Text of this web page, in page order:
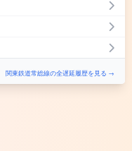
関東鉄道常総線の全遅延履歴を見る →